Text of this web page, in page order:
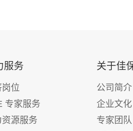
服务
位
专家服务
源服务
关于佳
公司简介
企业文化
专家团队